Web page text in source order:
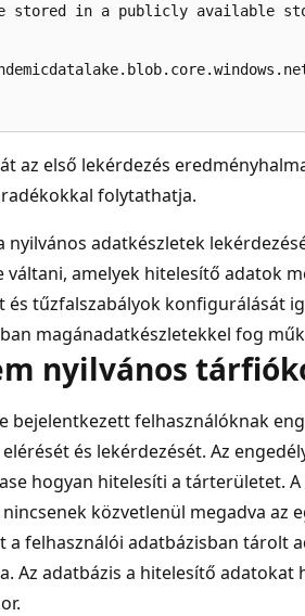
stored in a publicly available
az első lekérdezés
folytathatja.
adatkészletek
váltani, amelyek hitelesítő adatok
tűzfalszabályok konfigurálását
magánadatkészletekkel fog
nyilvános
bejelentkezett felhasználóknak
és lekérdezését. Az
hogyan hitelesíti a tárterületet.
közvetlenül megadva az
a felhasználói adatbázisban tárolt
Az adatbázis a hitelesítő adatokat